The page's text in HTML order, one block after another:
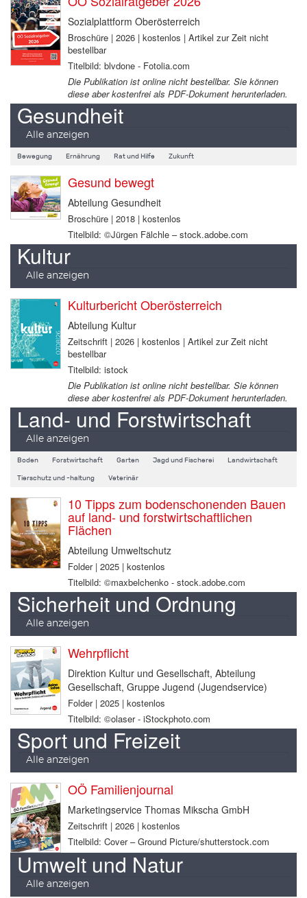
Sozialplattform Oberösterreich
Broschüre | 2026 | kostenlos | Artikel zur Zeit nicht
bestellbar
Titelbild: blvdone - Fotolia.com
Die Publikation ist online nicht bestellbar. Sie können
diese aber kostenfrei als PDF-Dokument herunterladen.
Gesundheit
Alle anzeigen
Bewegung Ernährung Rat und Hilfe Zukunft
Gesund bewegt
Abteilung Gesundheit
Broschüre | 2018 | kostenlos
Titelbild: ©Jürgen Fälchle – stock.adobe.com
Kultur
Alle anzeigen
Kulturbericht Oberösterreich
Abteilung Kultur
Zeitschrift | 2026 | kostenlos | Artikel zur Zeit nicht
bestellbar
Titelbild: istock
Die Publikation ist online nicht bestellbar. Sie können
diese aber kostenfrei als PDF-Dokument herunterladen.
Land- und Forstwirtschaft
Alle anzeigen
Boden Forstwirtschaft Garten Jagd und Fischerei Landwirtschaft
Tierschutz und -haltung Veterinär
10 Tipps zum bodenschonenden Bauen
auf land- und forstwirtschaftlichen
Flächen
Abteilung Umweltschutz
Folder | 2025 | kostenlos
Titelbild: ©maxbelchenko - stock.adobe.com
Sicherheit und Ordnung
Alle anzeigen
Wehrpflicht
Direktion Kultur und Gesellschaft, Abteilung
Gesellschaft, Gruppe Jugend (Jugendservice)
Folder | 2025 | kostenlos
Titelbild: ©olaser - iStockphoto.com
Sport und Freizeit
Alle anzeigen
OÖ Familienjournal
Marketingservice Thomas Mikscha GmbH
Zeitschrift | 2026 | kostenlos
Titelbild: Cover – Ground Picture/shutterstock.com
Umwelt und Natur
Alle anzeigen